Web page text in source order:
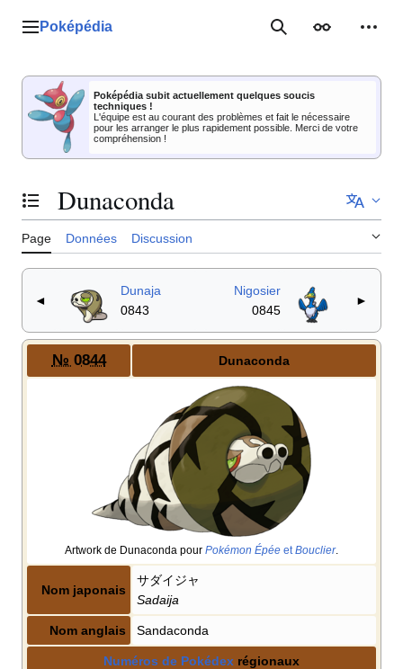
Menu principal
Poképédia RechercherApparence
Poképédia subit actuellement quelques soucis
techniques !
L'équipe est au courant des problèmes et fait le nécessaire
pour les arranger le plus rapidement possible. Merci de votre
compréhension !
Basculer la table des matières
Dunaconda
Page Données Discussion
◄
Dunaja
0843
Nigosier
0845
►
№ 0844 Dunaconda
Artwork de Dunaconda pour Pokémon Épée et Bouclier.
Nom japonais
サダイジャ
Sadaija
Nom anglais Sandaconda
Numéros de Pokédex régionaux